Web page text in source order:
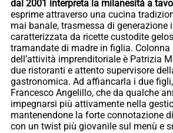
dal 2001 interpreta la milanesità a
esprime attraverso una cucina
mai banale, trasmessa di generazione
caratterizzata da ricette custodite
tramandate di madre in figlia. Colonna
dell’attività imprenditoriale è Patrizia
due ristoranti e attento supervisore
gastronomica. Ad affiancarla i due
Francesco Angelillo, che da qualche
impegnarsi più attivamente nella
mantenendone la forte connotazione
con un twist più giovanile sul menù e